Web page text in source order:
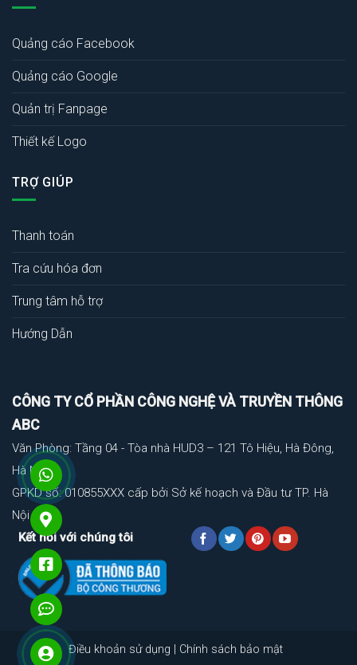
Quảng cáo Facebook
Quảng cáo Google
Quản trị Fanpage
Thiết kế Logo
TRỢ GIÚP
Thanh toán
Tra cứu hóa đơn
Trung tâm hỗ trợ
Hướng Dẫn
CÔNG TY CỔ PHẦN CÔNG NGHỆ VÀ TRUYỀN THÔNG
ABC
Văn Phòng: Tầng 04 - Tòa nhà HUD3 – 121 Tô Hiệu, Hà Đông,
Hà Nội
GPKD số: 010855XXX cấp bởi Sở kế hoạch và Đầu tư TP. Hà
Nội
Kết nối với chúng tôi
Điều khoản sử dụng Chính sách bảo mật